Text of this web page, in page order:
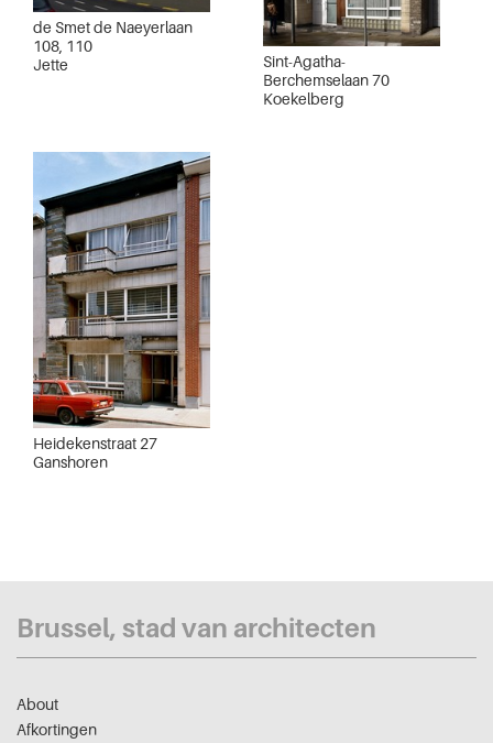
de Smet de Naeyerlaan
108, 110
Jette
Sint-Agatha-
Berchemselaan 70
Koekelberg
Heidekenstraat 27
Ganshoren
Brussel, stad van architecten
About
Afkortingen